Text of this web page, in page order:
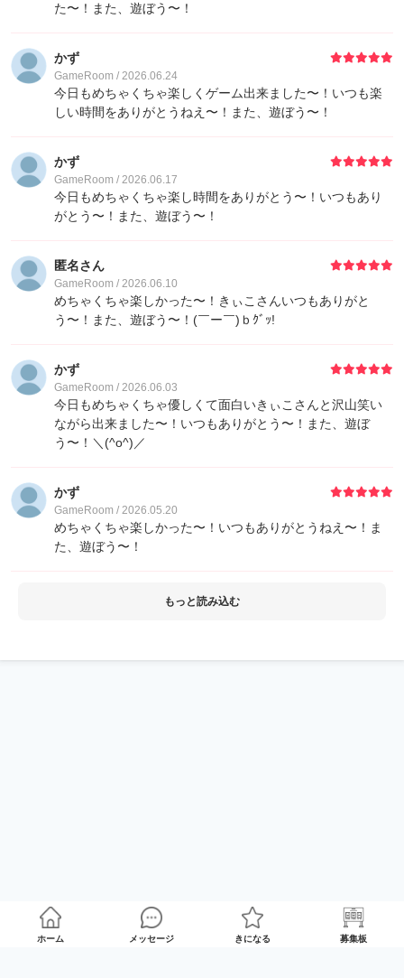
た〜！また、遊ぼう〜！
かず
GameRoom / 2026.06.24
今日もめちゃくちゃ楽しくゲーム出来ました〜！いつも楽
しい時間をありがとうねえ〜！また、遊ぼう〜！
かず
GameRoom / 2026.06.17
今日もめちゃくちゃ楽し時間をありがとう〜！いつもあり
がとう〜！また、遊ぼう〜！
匿名さん
GameRoom / 2026.06.10
めちゃくちゃ楽しかった〜！きぃこさんいつもありがと
う〜！また、遊ぼう〜！(￣ー￣)ｂｸﾞｯ!
かず
GameRoom / 2026.06.03
今日もめちゃくちゃ優しくて面白いきぃこさんと沢山笑い
ながら出来ました〜！いつもありがとう〜！また、遊ぼ
う〜！＼(^o^)／
かず
GameRoom / 2026.05.20
めちゃくちゃ楽しかった〜！いつもありがとうねえ〜！ま
た、遊ぼう〜！
もっと読み込む
ホーム メッセージ きになる 募集板